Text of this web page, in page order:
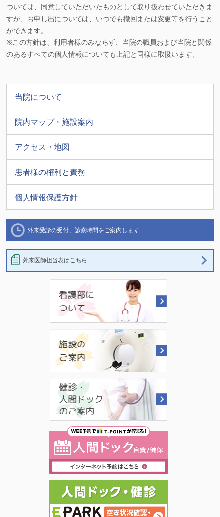
ついては、同意していただいたものとして取り扱わせていただきま
すが、お申し出については、いつでも撤回または変更等を行うこと
ができます。
※この方針は、利用者様のみならず、当院の職員および当院と関係
のあるすべての個人情報についても上記と同様に取扱います。
当院について
院内マップ・施設案内
アクセス・地図
患者様の権利と責務
個人情報保護方針
外来受診の受付、診療時間をご案内します
外来医師担当表はこちら